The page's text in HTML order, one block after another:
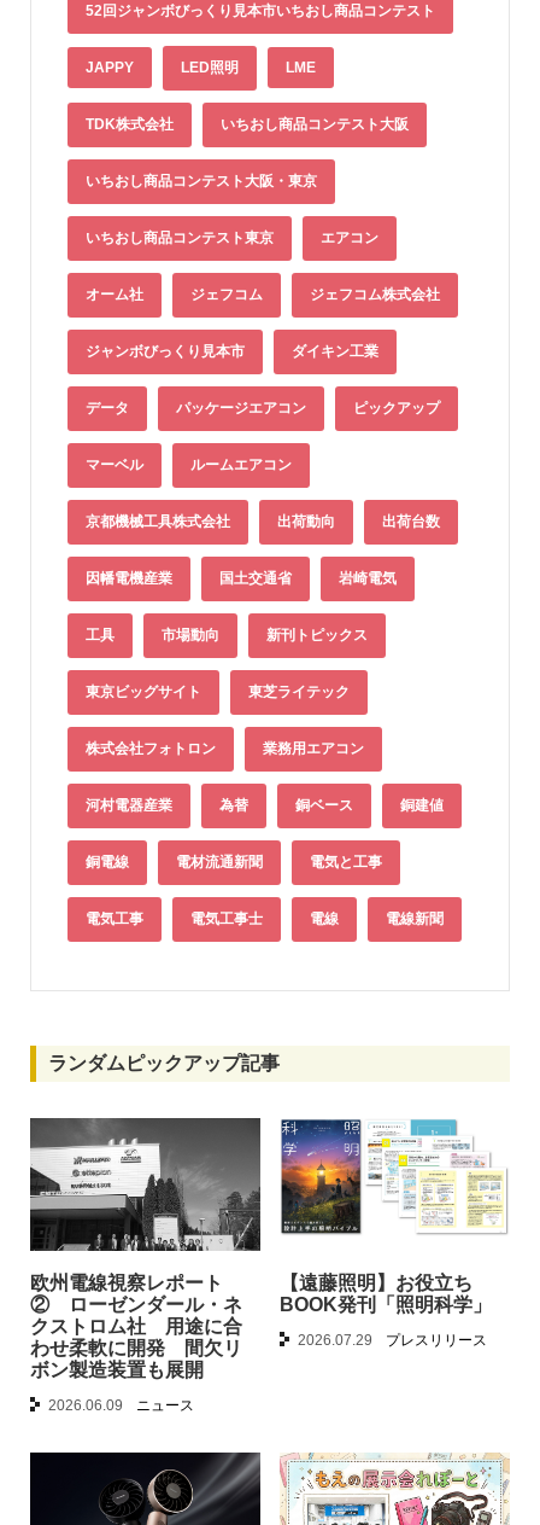
52回ジャンボびっくり見本市いちおし商品コンテスト
JAPPY LED照明 LME
TDK株式会社 いちおし商品コンテスト大阪
いちおし商品コンテスト大阪・東京
いちおし商品コンテスト東京 エアコン
オーム社 ジェフコム ジェフコム株式会社
ジャンボびっくり見本市 ダイキン工業
データ パッケージエアコン ピックアップ
マーベル ルームエアコン
京都機械工具株式会社 出荷動向 出荷台数
因幡電機産業 国土交通省 岩崎電気
工具 市場動向 新刊トピックス
東京ビッグサイト 東芝ライテック
株式会社フォトロン 業務用エアコン
河村電器産業 為替 銅ベース 銅建値
銅電線 電材流通新聞 電気と工事
電気工事 電気工事士 電線 電線新聞
ランダムピックアップ記事
欧州電線視察レポート
② ローゼンダール・ネ
クストロム社 用途に合
わせ柔軟に開発 間欠リ
ボン製造装置も展開
2026.06.09 ニュース
【遠藤照明】お役立ち
BOOK発刊「照明科学」
2026.07.29 プレスリリース